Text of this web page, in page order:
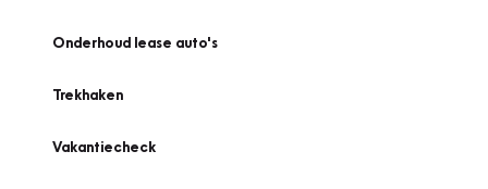
Onderhoud lease auto's
Trekhaken
Vakantiecheck